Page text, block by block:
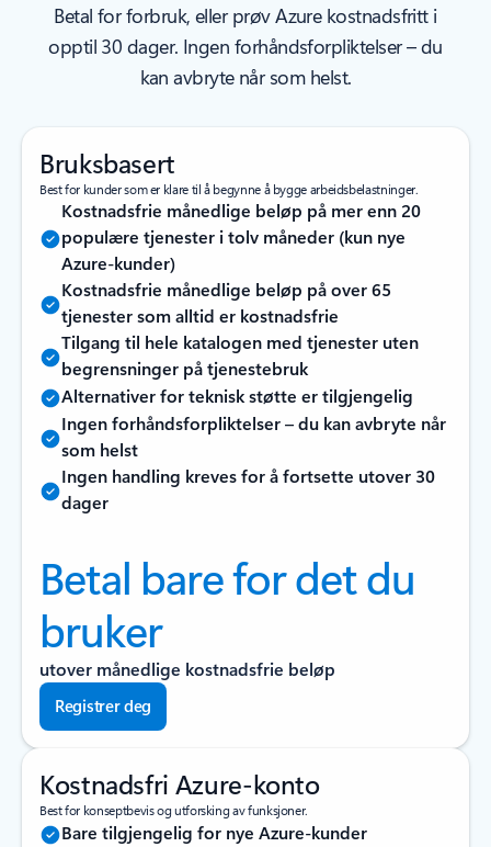
Betal for forbruk, eller prøv Azure kostnadsfritt i
opptil 30 dager. Ingen forhåndsforpliktelser – du
kan avbryte når som helst.
Bruksbasert
Best for kunder som er klare til å begynne å bygge arbeidsbelastninger.
Kostnadsfrie månedlige beløp på mer enn 20
populære tjenester i tolv måneder (kun nye
Azure-kunder)
Kostnadsfrie månedlige beløp på over 65
tjenester som alltid er kostnadsfrie
Tilgang til hele katalogen med tjenester uten
begrensninger på tjenestebruk
Alternativer for teknisk støtte er tilgjengelig
Ingen forhåndsforpliktelser – du kan avbryte når
som helst
Ingen handling kreves for å fortsette utover 30
dager
Betal bare for det du
bruker
utover månedlige kostnadsfrie beløp
Registrer deg
Kostnadsfri Azure-konto
Best for konseptbevis og utforsking av funksjoner.
Bare tilgjengelig for nye Azure-kunder